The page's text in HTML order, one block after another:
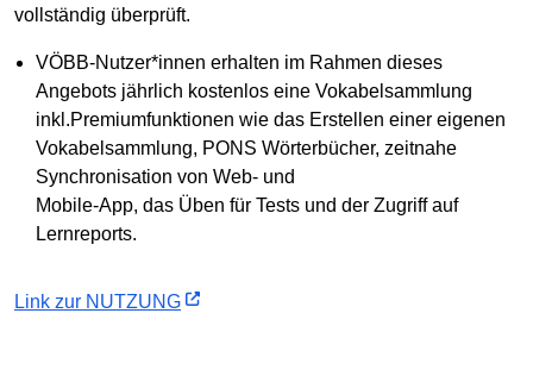
vollständig überprüft.
VÖBB-Nutzer*innen erhalten im Rahmen dieses
Angebots jährlich kostenlos eine Vokabelsammlung
inkl.Premiumfunktionen wie das Erstellen einer eigenen
Vokabelsammlung, PONS Wörterbücher, zeitnahe
Synchronisation von Web- und
Mobile-App, das Üben für Tests und der Zugriff auf
Lernreports.
Link zur NUTZUNG